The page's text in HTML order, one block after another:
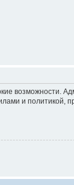
возможности.
и